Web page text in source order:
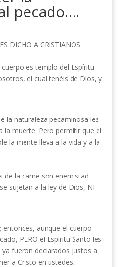
pecado….
DICHO A CRISTIANOS
es templo del Espíritu
el cual tenéis de Dios, y
la naturaleza pecaminosa les
la muerte. Pero permitir que el
la mente lleva a la vida y a la
de la carne son enemistad
sujetan a la ley de Dios, NI
entonces, aunque el cuerpo
PERO el Espíritu Santo les
fueron declarados justos a
a Cristo en ustedes..